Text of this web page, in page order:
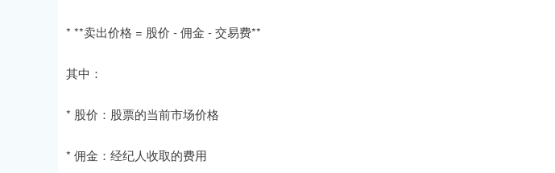
* **卖出价格 = 股价 - 佣金 - 交易费**
其中：
* 股价：股票的当前市场价格
* 佣金：经纪人收取的费用